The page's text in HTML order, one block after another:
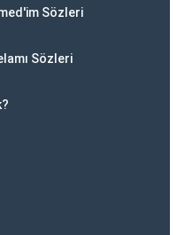
Sözleri
Sözleri